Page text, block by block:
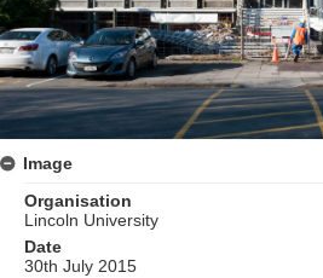
Image
Organisation
Lincoln University
Date
30th July 2015